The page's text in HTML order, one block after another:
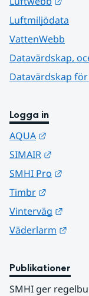
Luftmiljödata
VattenWebb
Datavärdskap,
Datavärdskap
Logga in
AQUA
SIMAIR
SMHI Pro
Timbr
Vinterväg
Väderlarm
Publikationer
SMHI ger